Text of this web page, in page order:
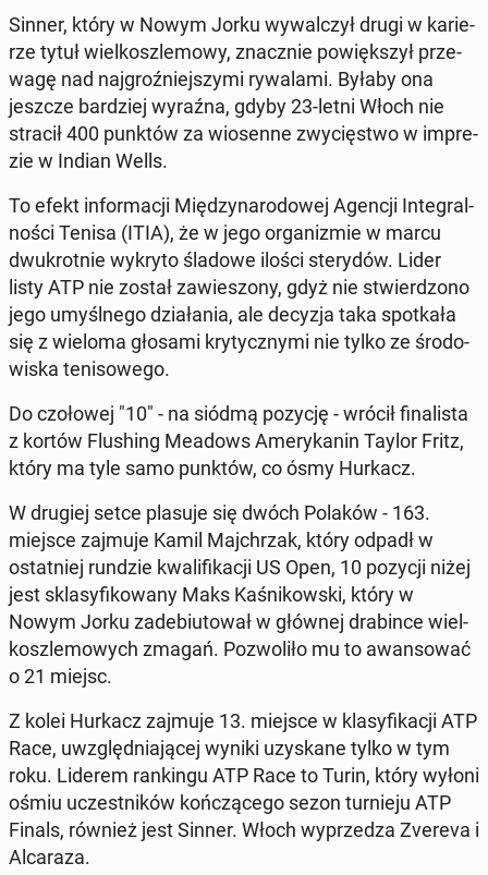
Sinner, który w Nowym Jorku wy­wal­czył drugi w ka­rie­
rze tytuł wiel­kosz­le­mo­wy, znacz­nie po­więk­szył prze­
wa­gę nad naj­groź­niej­szy­mi ry­wa­la­mi. Byłaby ona
jeszcze bar­dziej wyraźna, gdyby 23-letni Włoch nie
stracił 400 punktów za wio­sen­ne zwy­cię­stwo w im­pre­
zie w Indian Wells.
To efekt in­for­ma­cji Mię­dzy­na­ro­do­wej Agencji In­te­gral­
no­ści Tenisa (ITIA), że w jego or­ga­ni­zmie w marcu
dwu­krot­nie wykryto śladowe ilości ste­ry­dów. Lider
listy ATP nie został za­wie­szo­ny, gdyż nie stwier­dzo­no
jego umyśl­ne­go dzia­ła­nia, ale decyzja taka spo­tka­ła
się z wieloma głosami kry­tycz­ny­mi nie tylko ze śro­do­
wi­ska te­ni­so­we­go.
Do czo­ło­wej "10" - na siódmą pozycję - wrócił fi­na­li­sta
z kortów Flu­shing Meadows Ame­ry­ka­nin Taylor Fritz,
który ma tyle samo punktów, co ósmy Hurkacz.
W drugiej setce plasuje się dwóch Polaków - 163.
miejsce zajmuje Kamil Maj­chrzak, który odpadł w
ostat­niej rundzie kwa­li­fi­ka­cji US Open, 10 pozycji niżej
jest skla­sy­fi­ko­wa­ny Maks Ka­śni­kow­ski, który w
Nowym Jorku za­de­biu­to­wał w głównej dra­bin­ce wiel­
kosz­le­mo­wych zmagań. Po­zwo­li­ło mu to awan­so­wać
o 21 miejsc.
Z kolei Hurkacz zajmuje 13. miejsce w kla­sy­fi­ka­cji ATP
Race, uwzględ­nia­ją­cej wyniki uzy­ska­ne tylko w tym
roku. Liderem ran­kin­gu ATP Race to Turin, który wyłoni
ośmiu uczest­ni­ków koń­czą­ce­go sezon tur­nie­ju ATP
Finals, również jest Sinner. Włoch wy­prze­dza Zvereva i
Al­ca­ra­za.